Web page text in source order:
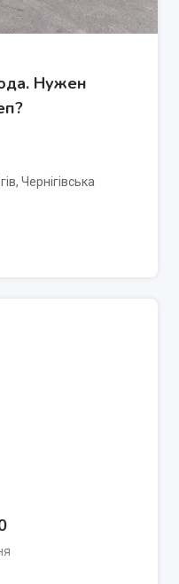
Нужен
, Чернігівська